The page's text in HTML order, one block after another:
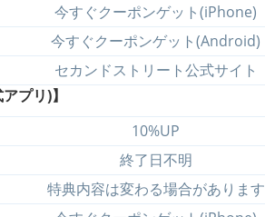
今すぐクーポンゲット(iPhone)
今すぐクーポンゲット(Android)
セカンドストリート公式サイト
プリ)】
10%UP
終了日不明
特典内容は変わる場合があります